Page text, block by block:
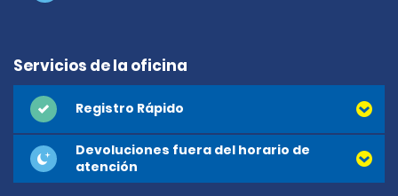
Servicios de la oficina
Registro Rápido
Devoluciones fuera del horario de
atención